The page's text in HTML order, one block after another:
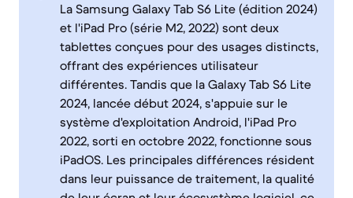
La Samsung Galaxy Tab S6 Lite (édition 2024)
et l'iPad Pro (série M2, 2022) sont deux
tablettes conçues pour des usages distincts,
offrant des expériences utilisateur
différentes. Tandis que la Galaxy Tab S6 Lite
2024, lancée début 2024, s'appuie sur le
système d'exploitation Android, l'iPad Pro
2022, sorti en octobre 2022, fonctionne sous
iPadOS. Les principales différences résident
dans leur puissance de traitement, la qualité